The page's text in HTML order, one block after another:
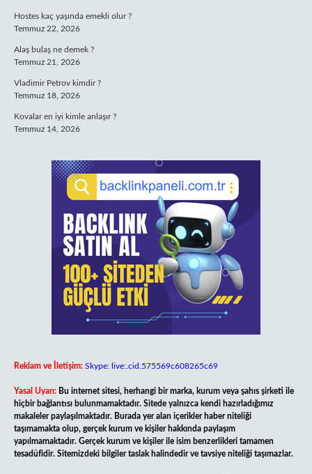
Hostes kaç yaşında emekli olur ?
Temmuz 22, 2026
Alaş bulaş ne demek ?
Temmuz 21, 2026
Vladimir Petrov kimdir ?
Temmuz 18, 2026
Kovalar en iyi kimle anlaşır ?
Temmuz 14, 2026
Reklam ve İletişim: Skype: live:.cid.575569c608265c69
Yasal Uyarı: Bu internet sitesi, herhangi bir marka, kurum veya şahıs şirketi ile
hiçbir bağlantısı bulunmamaktadır. Sitede yalnızca kendi hazırladığımız
makaleler paylaşılmaktadır. Burada yer alan içerikler haber niteliği
taşımamakta olup, gerçek kurum ve kişiler hakkında paylaşım
yapılmamaktadır. Gerçek kurum ve kişiler ile isim benzerlikleri tamamen
tesadüfidir. Sitemizdeki bilgiler taslak halindedir ve tavsiye niteliği taşımazlar.